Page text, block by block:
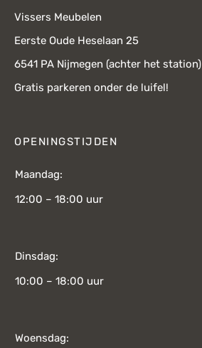
Vissers Meubelen
Eerste Oude Heselaan 25
6541 PA Nijmegen (achter het station)
Gratis parkeren onder de luifel!
OPENINGSTIJDEN
Maandag:
12:00 – 18:00 uur
Dinsdag:
10:00 – 18:00 uur
Woensdag: